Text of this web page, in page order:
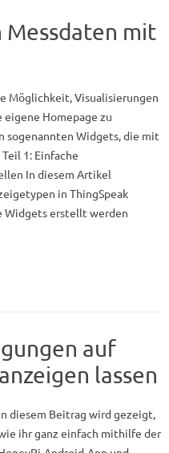
Messdaten mit
Möglichkeit, Visualisierungen
Homepage zu
Widgets, die mit
1: Einfache
In diesem Artikel
in ThingSpeak
Widgets erstellt werden
auf
lassen
diesem Beitrag wird gezeigt,
ihr ganz einfach mithilfe der